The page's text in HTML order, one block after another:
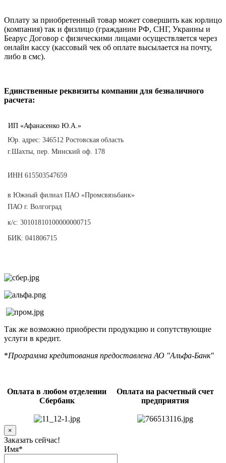
Оплату за приобретенный товар может совершить как юрлицо
(компания) так и физлицо (гражданин РФ, СНГ, Украины и
Беарус Договор с физическими лицами осуществляется через
онлайн кассу (кассовый чек об оплате высылается на почту,
либо в смс).
Единственные реквизиты компании для безналичного
расчета:
ИП «Афанасенко Ю.А.»
Юр. адрес: 346512 Ростовская область
г.Шахты,пер. Минский оф. 178
ИНН 615503547659
в Южный филиал ПАО «Промсвязьбанк»
ПАО г. Волгоград
к/с: 30101810100000000715
БИК: 041806715
Так же возможно приобрести продукцию и сопутствующие
услуги в кредит.
*Программа кредитования предоставлена АО "Альфа-Банк"
Оплата в любом отделении
Сбербанк
Оплата на расчетный счет
предприятия
×
Заказать сейчас!
Имя*